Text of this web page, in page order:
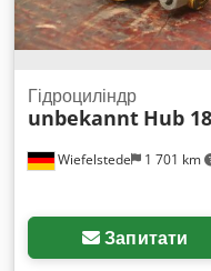
Wiefelstede 1 701 km
Гідроциліндр
unbekannt Hub
Запитати